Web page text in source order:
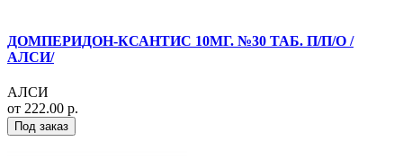
ДОМПЕРИДОН-КСАНТИС 10МГ. №30 ТАБ. П/П/О /
АЛСИ/
АЛСИ
от 222.00 р.
Под заказ